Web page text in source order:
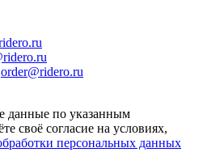
order@ridero.ru
данные по указанным
своё согласие на условиях,
персональных данных